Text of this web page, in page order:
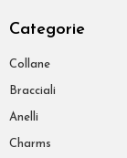
Categorie
Collane
Bracciali
Anelli
Charms